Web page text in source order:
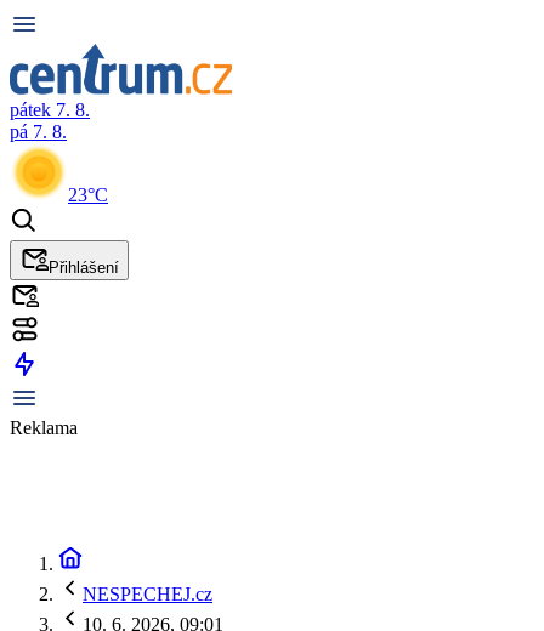
pátek 7. 8.
pá 7. 8.
23°C
Přihlášení
Reklama
NESPECHEJ.cz
10. 6. 2026, 09:01